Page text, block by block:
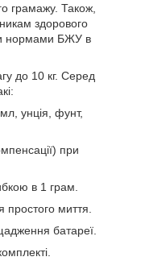
грамажу. Також,
здорового
нормами БЖУ в
до 10 кг. Серед
унція, фунт,
при
в 1 грам.
миття.
батареї.